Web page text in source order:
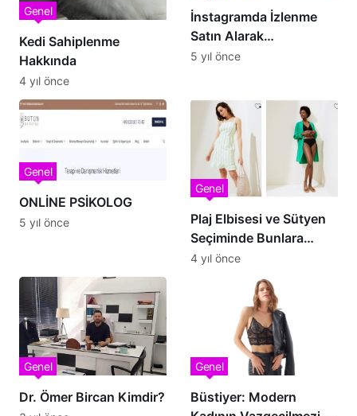
Kedi Sahiplenme
Hakkında
Genel
4 yıl önce
İnstagramda İzlenme
Satın Alarak
Fenomenliğe 1 Adım
5 yıl önce
ONLİNE PSİKOLOG
Genel
5 yıl önce
Plaj Elbisesi ve Sütyen
Seçiminde Bunlara
Dikkat!
Genel
4 yıl önce
Dr. Ömer Bircan Kimdir?
Genel
Büstiyer: Modern
Genel